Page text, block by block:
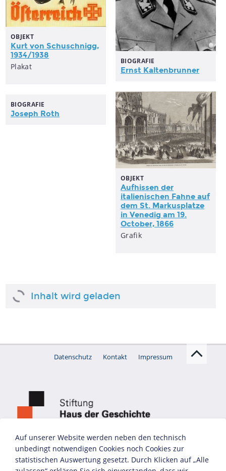
OBJEKT
Kurt von Schuschnigg,
1934/1938
Plakat
BIOGRAFIE
Ernst Kaltenbrunner
OBJEKT
Aufhissen der
italienischen Fahne auf
dem St. Markusplatze
in Venedig am 19.
October, 1866
Grafik
BIOGRAFIE
Joseph Roth
Auf unserer Website werden neben den technisch
unbedingt notwendigen Cookies noch Cookies zur
statistischen Auswertung gesetzt. Durch Klicken auf „Alle